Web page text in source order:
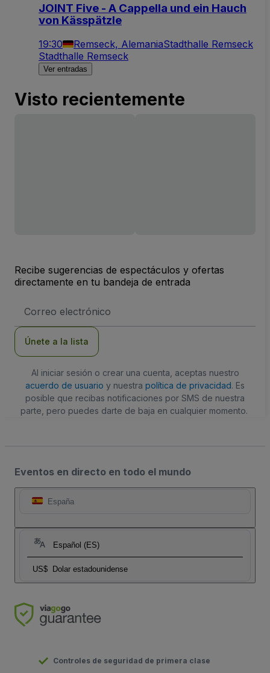
JOINT Five - A Cappella und ein Hauch
von Kässpätzle
19:30 Remseck, AlemaniaStadthalle Remseck
Stadthalle Remseck
Ver entradas
Visto recientemente
Recibe sugerencias de espectáculos y ofertas
directamente en tu bandeja de entrada
de
Únete a la lista
Al iniciar sesión o crear una cuenta, aceptas nuestro
acuerdo de usuario y nuestra política de privacidad. Es
posible que recibas notificaciones por SMS de nuestra
parte, pero puedes darte de baja en cualquier momento.
Eventos en directo en todo el mundo
España
Español (ES)
US$ Dolar estadounidense
Controles de seguridad de primera clase